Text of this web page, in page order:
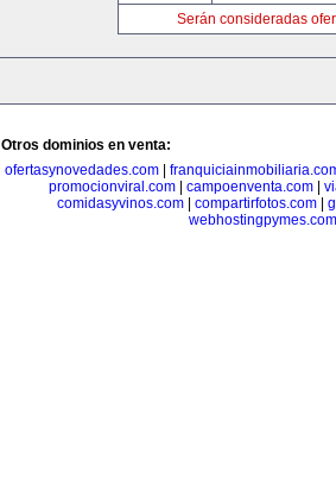
Serán consideradas
Otros dominios en venta:
ofertasynovedades.com|
promocionviral.com
campoenventa.com
comidasyvinos.com| compartirfotos.com|
webhostingpymes.com